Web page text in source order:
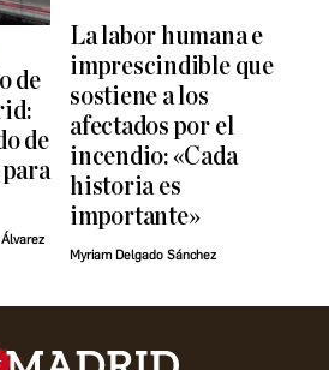
de
de
La labor humana e
imprescindible que
sostiene a los
afectados por el
incendio: «Cada
historia es
importante»
Myriam Delgado Sánchez